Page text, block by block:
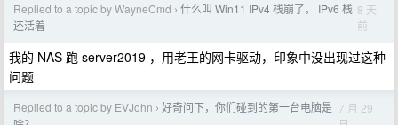
Replied to a topic by WayneCmd › 什么叫 Win11 IPv4 栈崩了， IPv6 栈
还活着
8 天
前
我的 NAS 跑 server2019 ，用老王的网卡驱动，印象中没出现过这种
问题
Replied to a topic by EVJohn › 好奇问下，你们碰到的第一台电脑是 7 月 29